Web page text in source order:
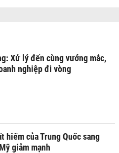
Xử lý đến cùng vướng mắc,
nghiệp đi vòng
hiếm của Trung Quốc sang
giảm mạnh